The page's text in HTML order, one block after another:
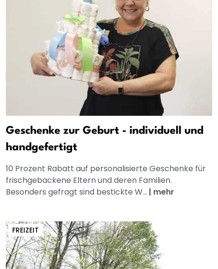
Geschenke zur Geburt - individuell und
handgefertigt
10 Prozent Rabatt auf personalisierte Geschenke für
frischgebackene Eltern und deren Familien.
Besonders gefragt sind bestickte W... | mehr
FREIZEIT